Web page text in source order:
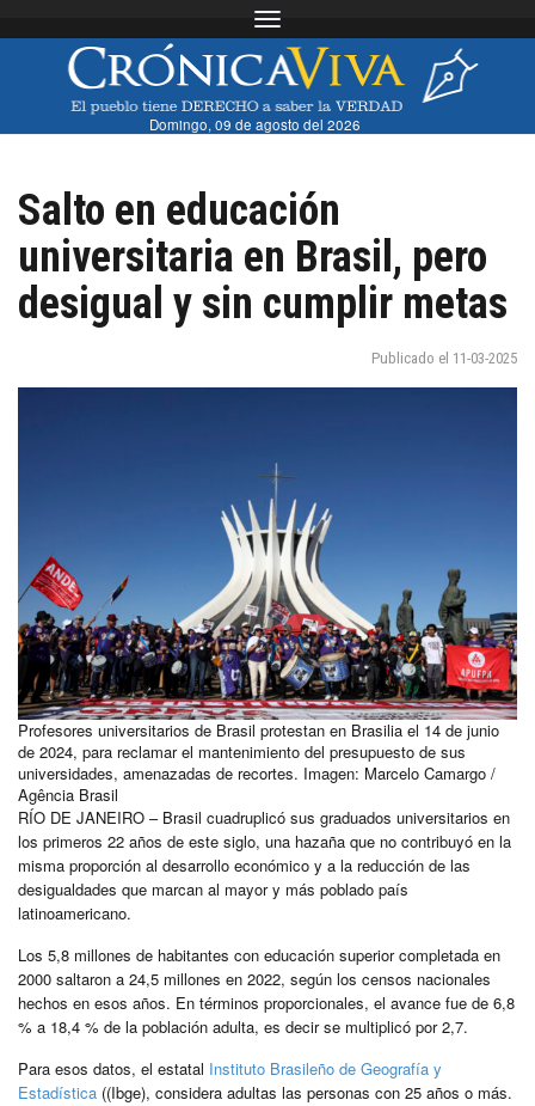
Toggle navigation
Domingo, 09 de agosto del 2026
Salto en educación
universitaria en Brasil, pero
desigual y sin cumplir metas
Publicado el 11-03-2025
Profesores universitarios de Brasil protestan en Brasilia el 14 de junio
de 2024, para reclamar el mantenimiento del presupuesto de sus
universidades, amenazadas de recortes. Imagen: Marcelo Camargo /
Agência Brasil
RÍO DE JANEIRO – Brasil cuadruplicó sus graduados universitarios en
los primeros 22 años de este siglo, una hazaña que no contribuyó en la
misma proporción al desarrollo económico y a la reducción de las
desigualdades que marcan al mayor y más poblado país
latinoamericano.
Los 5,8 millones de habitantes con educación superior completada en
2000 saltaron a 24,5 millones en 2022, según los censos nacionales
hechos en esos años. En términos proporcionales, el avance fue de 6,8
% a 18,4 % de la población adulta, es decir se multiplicó por 2,7.
Para esos datos, el estatal Instituto Brasileño de Geografía y
Estadística ((Ibge), considera adultas las personas con 25 años o más.